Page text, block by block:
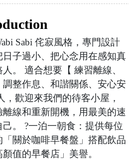
Sabi 侘寂風格，專門設計
子過小、把心念用在感知真
。 適合想要【 練習離線、
整作息、和諧關係、安心安
歡迎來我們的待客小屋，
線和重新開機，用最美的速
。 ?一泊一朝食：提供每位
關於咖啡早餐盤」搭配飲品
值的早餐店」美譽。